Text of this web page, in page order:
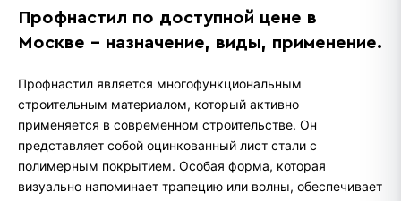
Профнастил по доступной цене в
Москве - назначение, виды, применение.
Профнастил является многофункциональным
строительным материалом, который активно
применяется в современном строительстве. Он
представляет собой оцинкованный лист стали с
полимерным покрытием. Особая форма, которая
визуально напоминает трапецию или волны, обеспечивает